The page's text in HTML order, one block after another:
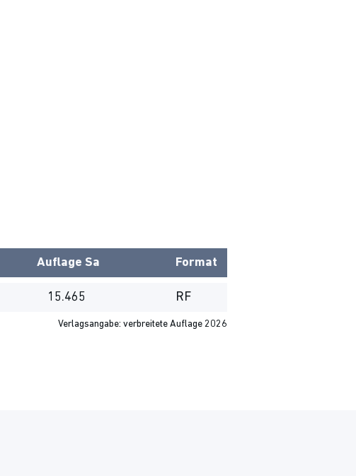
Auflage Sa Format
15.465 RF
Verlagsangabe: verbreitete Auflage 2026